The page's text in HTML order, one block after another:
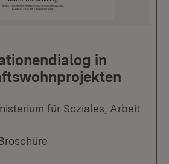
in
für Soziales, Arbeit